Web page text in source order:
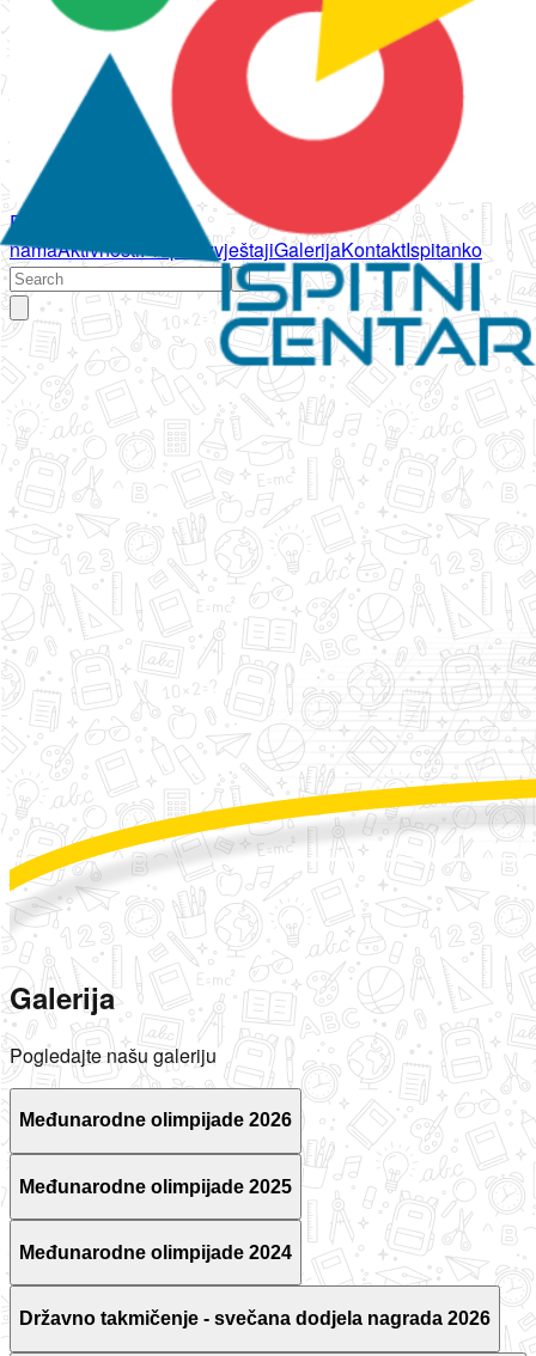
Početna
namaAktivnostiPropisi IzvještajiGalerijaKontaktIspitanko
Galerija
Pogledajte našu galeriju
Međunarodne olimpijade 2026
Međunarodne olimpijade 2025
Međunarodne olimpijade 2024
Državno takmičenje - svečana dodjela nagrada 2026